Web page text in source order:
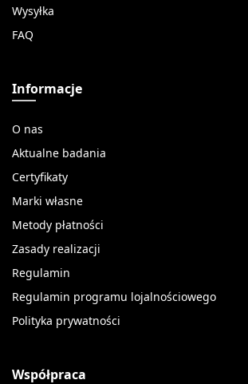
Wysyłka
FAQ
Informacje
O nas
Aktualne badania
Certyfikaty
Marki własne
Metody płatności
Zasady realizacji
Regulamin
Regulamin programu lojalnościowego
Polityka prywatności
Współpraca